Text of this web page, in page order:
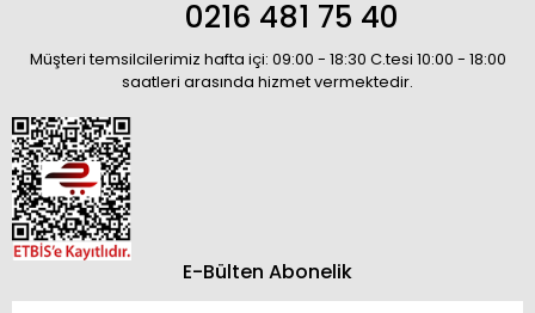
0216 481 75 40
Müşteri temsilcilerimiz hafta içi: 09:00 - 18:30 C.tesi 10:00 - 18:00
saatleri arasında hizmet vermektedir.
E-Bülten Abonelik